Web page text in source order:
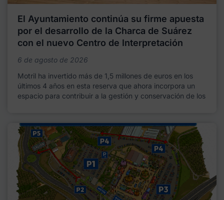
El Ayuntamiento continúa su firme apuesta
por el desarrollo de la Charca de Suárez
con el nuevo Centro de Interpretación
6 de agosto de 2026
Motril ha invertido más de 1,5 millones de euros en los
últimos 4 años en esta reserva que ahora incorpora un
espacio para contribuir a la gestión y conservación de los